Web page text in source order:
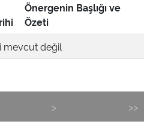
Önergenin Başlığı ve
Özeti
mevcut değil
> >>